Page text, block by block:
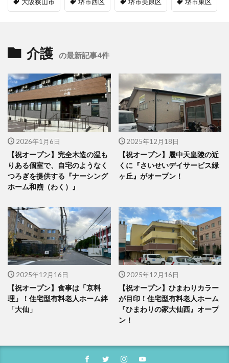
大阪狭山市 堺市西区 堺市美原区 堺市東区
介護 の最新記事4件
2026年1月6日
【祝オープン】完全木造の温も
りある個室で、自宅のようなく
つろぎを提供する『ナーシング
ホーム和煦（わく）』
2025年12月18日
【祝オープン】履中天皇陵の近
くに『さいせいデイサービス緑
ヶ丘』がオープン！
2025年12月16日
【祝オープン】食事は「京料
理」！住宅型有料老人ホーム絆
「大仙」
2025年12月16日
【祝オープン】ひまわりカラー
が目印！住宅型有料老人ホーム
『ひまわりの家大仙西』オープ
ン！